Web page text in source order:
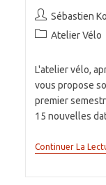
Auteur/autrice
de
Sébastien
PostAtelier Vélo
L'atelier vélo,
vous propose
premier
15 nouvelles
Continuer La